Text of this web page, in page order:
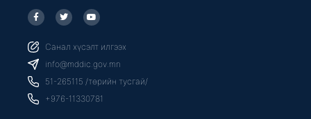
F
a
c
b
o
o
k
f
T
w
i
t
r
Y
o
u
u
e
Санал хүсэлт илгээх
info@mddic.gov.mn
51-265115 /төрийн тусгай/
+976-11330781